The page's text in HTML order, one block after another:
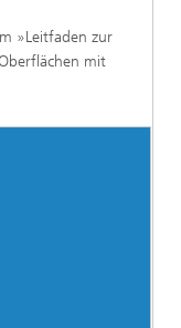
»Leitfaden zur
mit